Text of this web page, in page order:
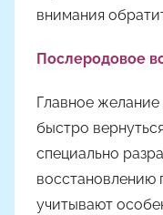
внимания
Послеродовое
Главное
быстро
специально
восстановлению
учитывают